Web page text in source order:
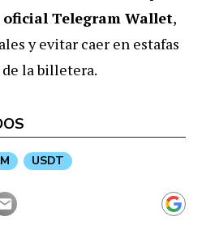
Telegram Wallet,
y evitar caer en estafas
la billetera.
USDT